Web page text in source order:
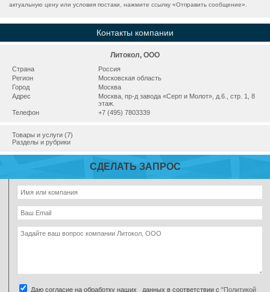
актуальную цену или условия постаки, нажмите ссылку «Отправить сообщение».
Контакты компании
Литокол, ООО
Страна
Россия
Регион
Московская область
Город
Москва
Адрес
Москва, пр-д завода «Серп и Молот», д.6., стр. 1, 8
этаж.
Телефон
+7 (495) 7803339
Товары и услуги (7)
Разделы и рубрики
СДЕЛАТЬ ЗАПРОС
Даю согласие на обработку наших данных в соответствии с "Политикой